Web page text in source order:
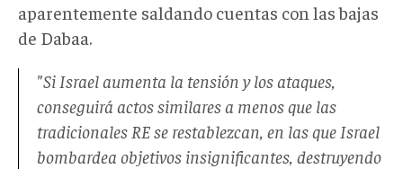
aparentemente saldando cuentas con las bajas
de Dabaa.
"Si Israel aumenta la tensión y los ataques,
conseguirá actos similares a menos que las
tradicionales RE se restablezcan, en las que Israel
bombardea objetivos insignificantes, destruyendo